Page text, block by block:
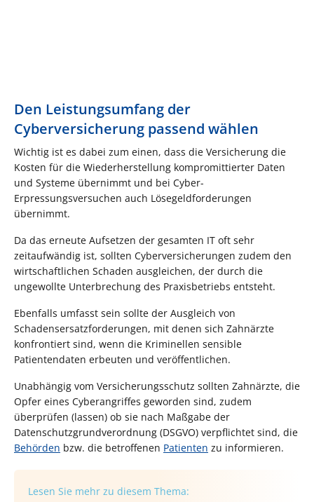
Den Leistungsumfang der
Cyberversicherung passend wählen
Wichtig ist es dabei zum einen, dass die Versicherung die
Kosten für die Wiederherstellung kompromittierter Daten
und Systeme übernimmt und bei Cyber-
Erpressungsversuchen auch Lösegeldforderungen
übernimmt.
Da das erneute Aufsetzen der gesamten IT oft sehr
zeitaufwändig ist, sollten Cyberversicherungen zudem den
wirtschaftlichen Schaden ausgleichen, der durch die
ungewollte Unterbrechung des Praxisbetriebs entsteht.
Ebenfalls umfasst sein sollte der Ausgleich von
Schadensersatzforderungen, mit denen sich Zahnärzte
konfrontiert sind, wenn die Kriminellen sensible
Patientendaten erbeuten und veröffentlichen.
Unabhängig vom Versicherungsschutz sollten Zahnärzte, die
Opfer eines Cyberangriffes geworden sind, zudem
überprüfen (lassen) ob sie nach Maßgabe der
Datenschutzgrundverordnung (DSGVO) verpflichtet sind, die
Behörden bzw. die betroffenen Patienten zu informieren.
Lesen Sie mehr zu diesem Thema: